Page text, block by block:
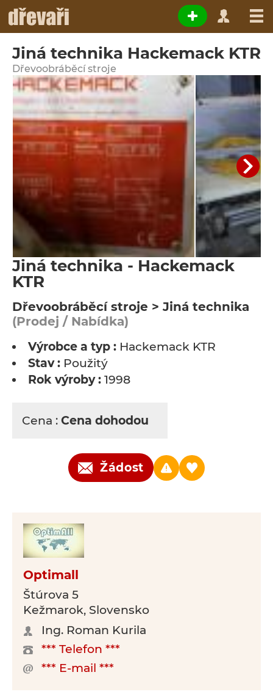
Jiná technika Hackemack KTR
Dřevoobráběcí stroje
Jiná technika - Hackemack
KTR
Dřevoobráběcí stroje > Jiná technika
(Prodej / Nabídka)
Výrobce a typ : Hackemack KTR
Stav : Použitý
Rok výroby : 1998
Cena : Cena dohodou
Žádost
Optimall
Štúrova 5
Kežmarok, Slovensko
Ing. Roman Kurila
*** Telefon ***
*** E-mail ***